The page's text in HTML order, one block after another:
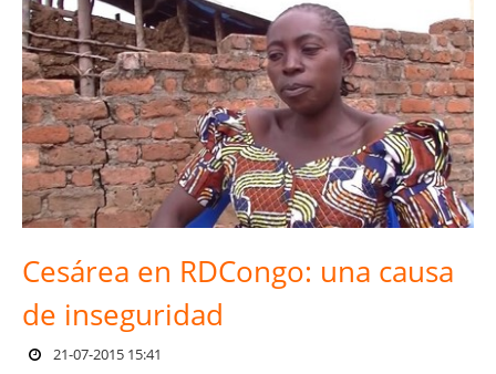
Cesárea en RDCongo: una causa
de inseguridad
21-07-2015 15:41